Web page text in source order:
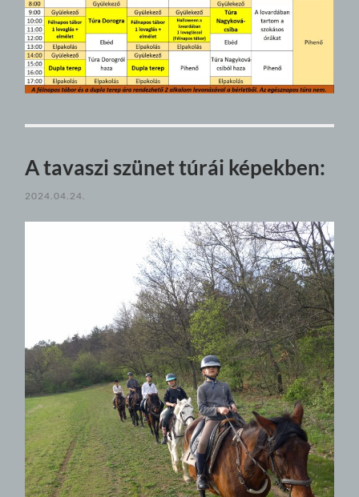
A tavaszi szünet túrái képekben:
2024.04.24.